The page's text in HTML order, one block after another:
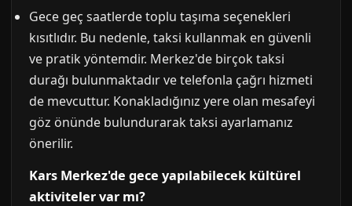
Gece geç saatlerde toplu taşıma seçenekleri
kısıtlıdır. Bu nedenle, taksi kullanmak en güvenli
ve pratik yöntemdir. Merkez'de birçok taksi
durağı bulunmaktadır ve telefonla çağrı hizmeti
de mevcuttur. Konakladığınız yere olan mesafeyi
göz önünde bulundurarak taksi ayarlamanız
önerilir.
Kars Merkez'de gece yapılabilecek kültürel
aktiviteler var mı?